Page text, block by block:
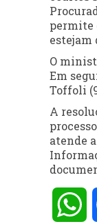
permite
estejam
O
Em
Toffoli
A
atende